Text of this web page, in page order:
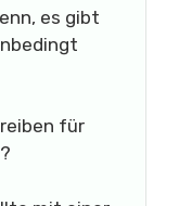
es gibt
für